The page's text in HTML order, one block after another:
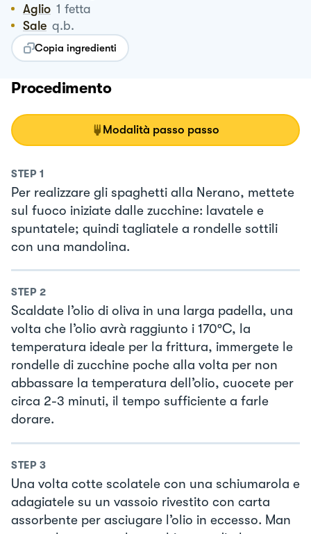
Aglio 1 fetta
Sale q.b.
Copia ingredienti
Procedimento
Modalità passo passo
STEP 1
Per realizzare gli spaghetti alla Nerano, mettete
sul fuoco iniziate dalle zucchine: lavatele e
spuntatele; quindi tagliatele a rondelle sottili
con una mandolina.
STEP 2
Scaldate l’olio di oliva in una larga padella, una
volta che l’olio avrà raggiunto i 170°C, la
temperatura ideale per la frittura, immergete le
rondelle di zucchine poche alla volta per non
abbassare la temperatura dell’olio, cuocete per
circa 2-3 minuti, il tempo sufficiente a farle
dorare.
STEP 3
Una volta cotte scolatele con una schiumarola e
adagiatele su un vassoio rivestito con carta
assorbente per asciugare l’olio in eccesso. Man